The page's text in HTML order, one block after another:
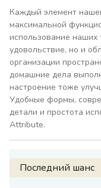
Каждый элемент
максимальной
использование наших
удовольствие, но и
организации
домашние дела
настроение тоже
Удобные формы,
детали и простота
Attribute.
Последний шанс